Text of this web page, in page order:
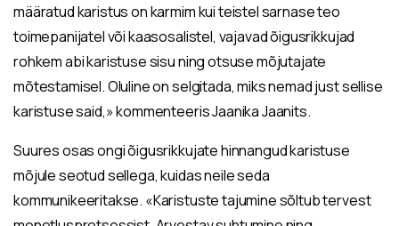
määratud karistus on karmim kui teistel sarnase teo
toimepanijatel või kaasosalistel, vajavad õigusrikkujad
rohkem abi karistuse sisu ning otsuse mõjutajate
mõtestamisel. Oluline on selgitada, miks nemad just sellise
karistuse said,» kommenteeris Jaanika Jaanits.
Suures osas ongi õigusrikkujate hinnangud karistuse
mõjule seotud sellega, kuidas neile seda
kommunikeeritakse. «Karistuste tajumine sõltub tervest